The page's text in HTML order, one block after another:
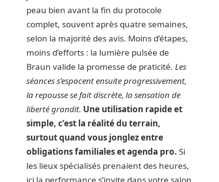
peau bien avant la fin du protocole
complet, souvent après quatre semaines,
selon la majorité des avis. Moins d’étapes,
moins d’efforts : la lumière pulsée de
Braun valide la promesse de praticité. Les
séances s’espacent ensuite progressivement,
la repousse se fait discrète, la sensation de
liberté grandit. Une utilisation rapide et
simple, c’est la réalité du terrain,
surtout quand vous jonglez entre
obligations familiales et agenda pro. Si
les lieux spécialisés prenaient des heures,
ici la performance s’invite dans votre salon